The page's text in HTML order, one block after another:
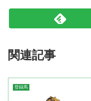
関連記事
登録馬